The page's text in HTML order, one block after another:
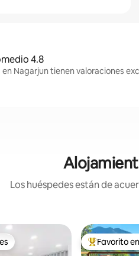
4.8
Nagarjun tienen valoraciones
Los huéspedes están de
Favorito
Favorito